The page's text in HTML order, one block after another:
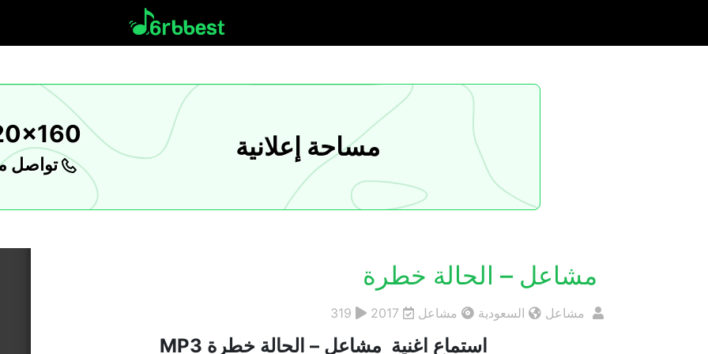
مساحة إعلانية
تواصل
مشاعل – الحالة خطرة
مشاعل السعودية مشاعل 2017
استماع اغنية مشاعل – الحالة خطرة MP3